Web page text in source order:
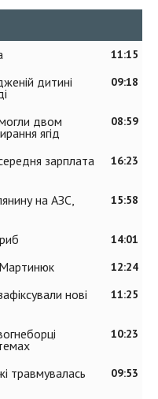
11:15
09:18
дитині
08:59
двом
ягід
16:23
зарплата
15:58
на АЗС,
14:01
12:24
11:25
нові
10:23
09:53
травмувалась